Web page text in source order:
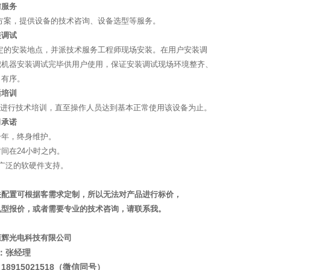
务
，提供设备的技术咨询、设备选型等服务。
试
安装地点，并派技术服务工程师现场安装。在用户安装调
器安装调试完毕供用户使用，保证安装调试现场环境整齐、
序。
训
技术培训，直至操作人员达到基本正常使用该设备为止。
诺
，终身维护。
在24小时之内。
泛的软硬件支持。
置可根据客需求定制，所以无法对产品进行标价，
报价，或者需要专业的技术咨询，请联系我。
光电科技有限公司
张经理
（微信同号）